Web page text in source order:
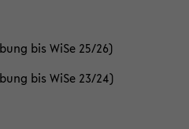
bis WiSe 25/26)
bis WiSe 23/24)